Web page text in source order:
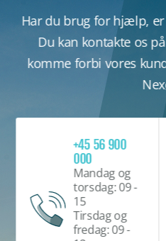
Har du brug for hjælp,
Du kan kontakte os
komme forbi vores
+45 56 900
000
Mandag og
torsdag: 09 -
15
Tirsdag og
fredag: 09 -